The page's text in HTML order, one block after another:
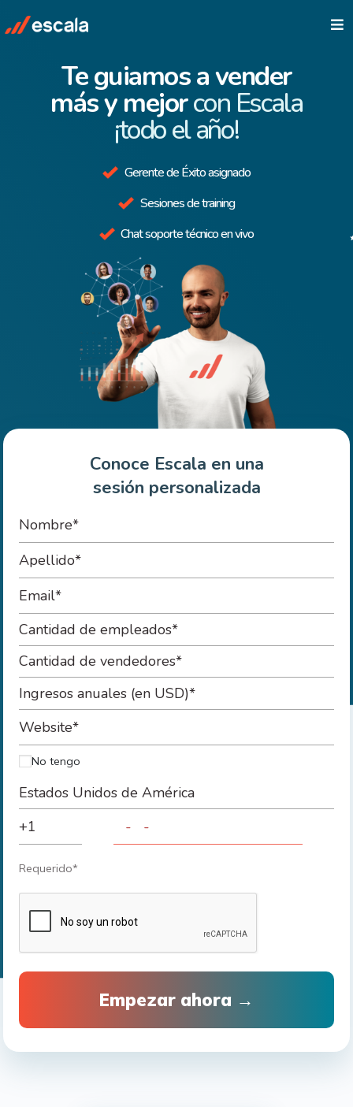
Te guiamos a vender
más y mejorcon Escala
¡todo el año!
Gerente de Éxito asignado
Sesiones de training
Chat soporte técnico en vivo
Conoce Escala en una
sesión personalizada
No tengo
Requerido*